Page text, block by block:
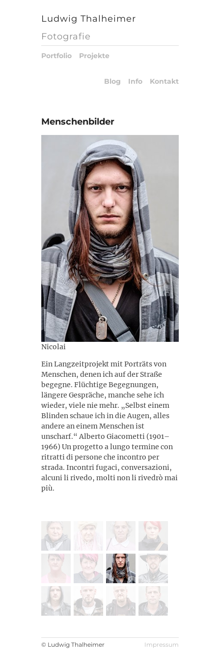
Ludwig Thalheimer
Fotografie
Portfolio Projekte
Blog Info Kontakt
Menschenbilder
Nicolai
Ein Langzeitprojekt mit Porträts von
Menschen, denen ich auf der Straße
begegne. Flüchtige Begegnungen,
längere Gespräche, manche sehe ich
wieder, viele nie mehr. „Selbst einem
Blinden schaue ich in die Augen, alles
andere an einem Menschen ist
unscharf.“ Alberto Giacometti (1901–
1966) Un progetto a lungo termine con
ritratti di persone che incontro per
strada. Incontri fugaci, conversazioni,
alcuni li rivedo, molti non li rivedrò mai
più.
© Ludwig Thalheimer Impressum